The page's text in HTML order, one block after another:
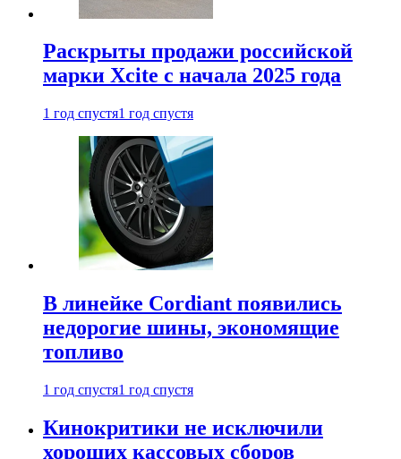
Раскрыты продажи российской
марки Xcite с начала 2025 года
1 год спустя1 год спустя
В линейке Cordiant появились
недорогие шины, экономящие
топливо
1 год спустя1 год спустя
Кинокритики не исключили
хороших кассовых сборов